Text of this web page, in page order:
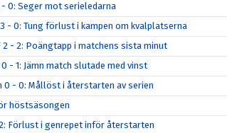
- 0: Seger mot serieledarna
- 0: Tung förlust i kampen om kvalplatserna
2 - 2: Poängtapp i matchens sista minut
- 1: Jämn match slutade med vinst
0 - 0: Mållöst i återstarten av serien
höstsäsongen
Förlust i genrepet inför återstarten